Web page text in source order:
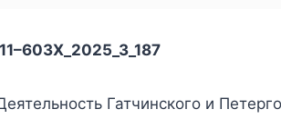
Гатчинского и